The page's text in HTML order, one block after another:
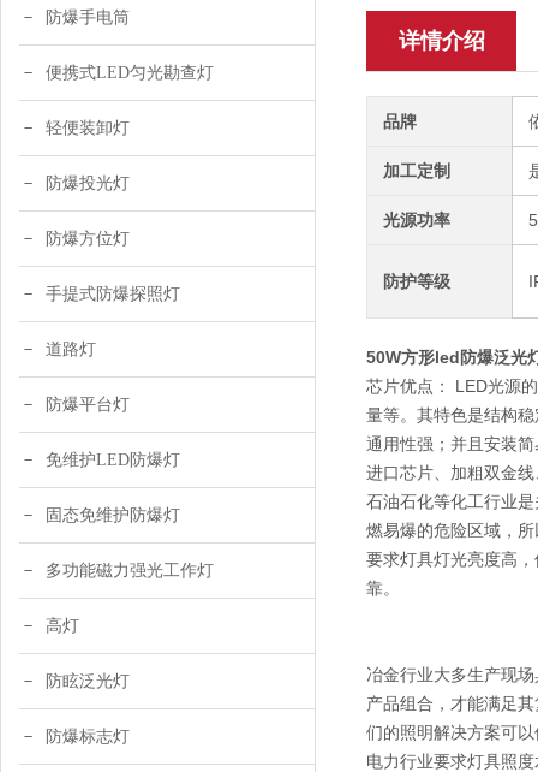
防爆手电筒
便携式LED匀光勘查灯
轻便装卸灯
防爆投光灯
防爆方位灯
手提式防爆探照灯
道路灯
防爆平台灯
免维护LED防爆灯
固态免维护防爆灯
多功能磁力强光工作灯
高灯
防眩泛光灯
防爆标志灯
详情介绍
品牌
加工定制
光源功率
防护等级
50W方形led防爆泛光
芯片优点： LED光源
量等。其特色是结构
通用性强；并且安装
进口芯片、加粗双金
石油石化等化工行业
燃易爆的危险区域，
要求灯具灯光亮度高
靠。
冶金行业大多生产现
产品组合，才能满足
们的照明解决方案可
电力行业要求灯具照